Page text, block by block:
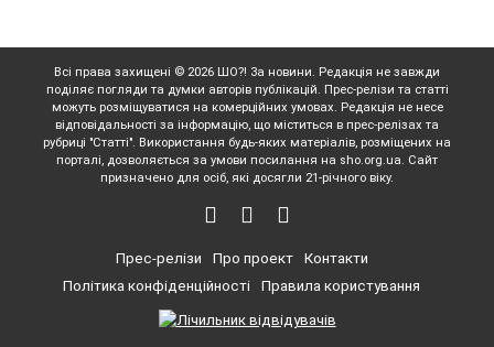
Всі права захищені © 2026 ШО?! За новини. Редакція не завжди
поділяє погляди та думки авторів публікацій. Прес-релізи та статті
можуть розміщуватися на комерційних умовах. Редакція не несе
відповідальності за інформацію, що міститься в прес-релізах та
рубриці "Статті". Використання будь-яких матеріалів, розміщених на
порталі, дозволяється за умови посилання на sho.org.ua. Сайт
призначено для осіб, які досягли 21-річного віку.
Прес-релізи Про проект
Контакти
Політика конфіденційності
Правила користування